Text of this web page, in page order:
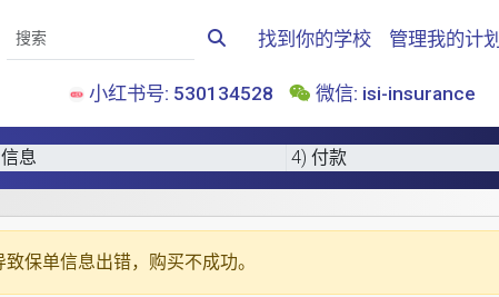
找到你的学校 管理我的计划
小红书号: 530134528 微信: isi-insurance
息 4) 付款
保单信息出错，购买不成功。